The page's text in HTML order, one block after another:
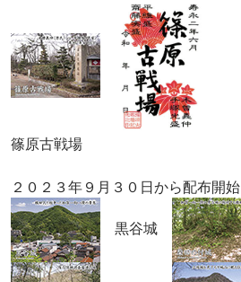
篠原古戦場
２０２３年９月３０日から配布開始
黒谷城